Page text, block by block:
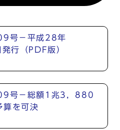
号－平成28年
行（PDF版）
号－総額1兆3，880
算を可決